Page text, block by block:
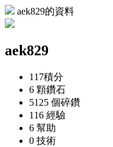
aek829的資料
aek829
117積分
6 顆鑽石
5125 個碎鑽
116 經驗
6 幫助
0 技術